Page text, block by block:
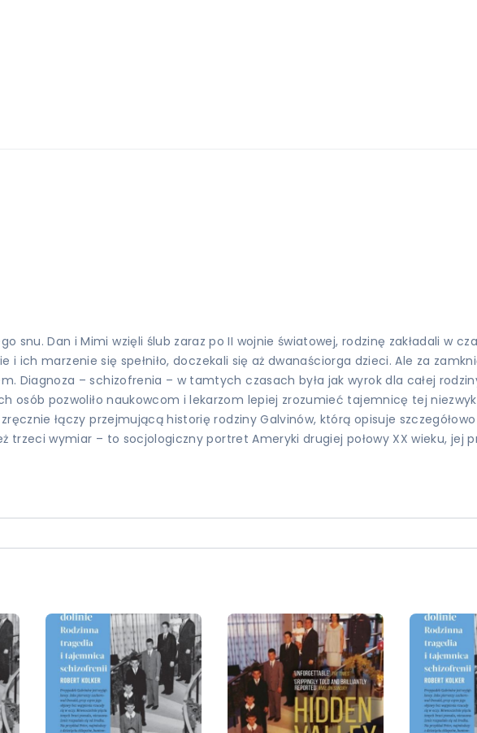
snu. Dan i Mimi wzięli ślub zaraz po II wojnie światowej, rodzinę zakładali w
i ich marzenie się spełniło, doczekali się aż dwanaściorga dzieci. Ale za
Diagnoza – schizofrenia – w tamtych czasach była jak wyrok dla całej
osób pozwoliło naukowcom i lekarzom lepiej zrozumieć tajemnicę tej
łączy przejmującą historię rodziny Galvinów, którą opisuje
trzeci wymiar – to socjologiczny portret Ameryki drugiej połowy XX wieku, jej